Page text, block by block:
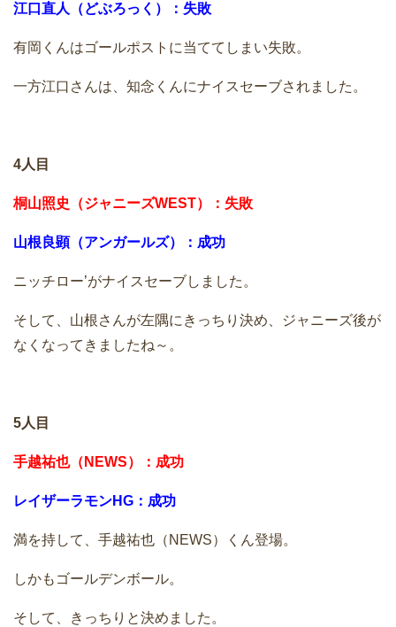
江口直人（どぶろっく）：失敗
有岡くんはゴールポストに当ててしまい失敗。
一方江口さんは、知念くんにナイスセーブされました。
4人目
桐山照史（ジャニーズWEST）：失敗
山根良顕（アンガールズ）：成功
ニッチロー’がナイスセーブしました。
そして、山根さんが左隅にきっちり決め、ジャニーズ後が
なくなってきましたね～。
5人目
手越祐也（NEWS）：成功
レイザーラモンHG：成功
満を持して、手越祐也（NEWS）くん登場。
しかもゴールデンボール。
そして、きっちりと決めました。